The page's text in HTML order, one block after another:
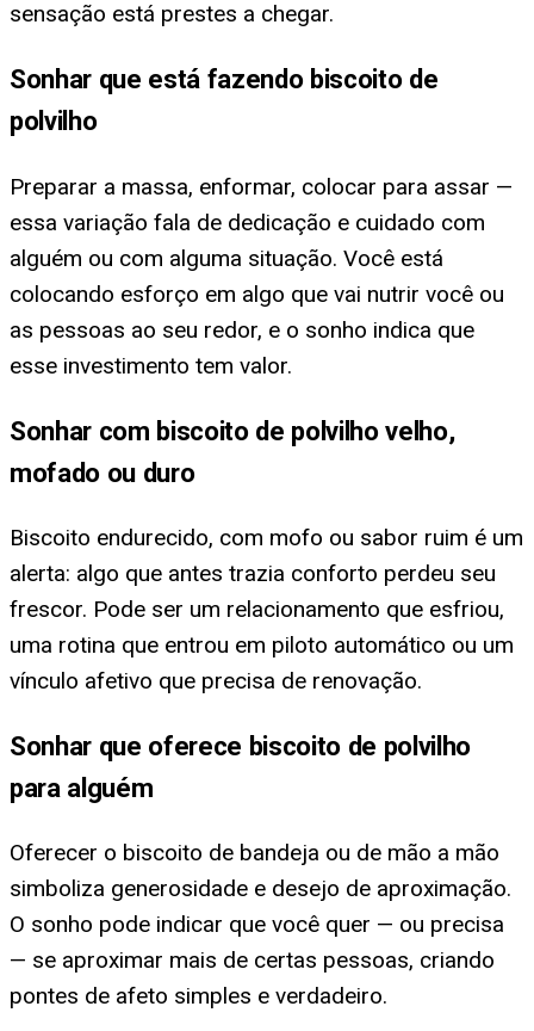
sensação está prestes a chegar.
Sonhar que está fazendo biscoito de
polvilho
Preparar a massa, enformar, colocar para assar —
essa variação fala de dedicação e cuidado com
alguém ou com alguma situação. Você está
colocando esforço em algo que vai nutrir você ou
as pessoas ao seu redor, e o sonho indica que
esse investimento tem valor.
Sonhar com biscoito de polvilho velho,
mofado ou duro
Biscoito endurecido, com mofo ou sabor ruim é um
alerta: algo que antes trazia conforto perdeu seu
frescor. Pode ser um relacionamento que esfriou,
uma rotina que entrou em piloto automático ou um
vínculo afetivo que precisa de renovação.
Sonhar que oferece biscoito de polvilho
para alguém
Oferecer o biscoito de bandeja ou de mão a mão
simboliza generosidade e desejo de aproximação.
O sonho pode indicar que você quer — ou precisa
— se aproximar mais de certas pessoas, criando
pontes de afeto simples e verdadeiro.